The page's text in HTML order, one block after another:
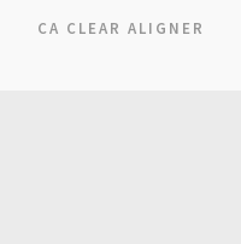
CA CLEAR ALIGNER